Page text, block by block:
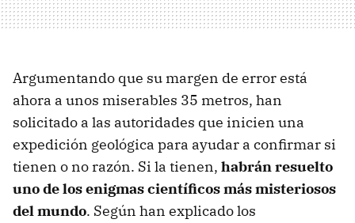
Argumentando que su margen de error está
ahora a unos miserables 35 metros, han
solicitado a las autoridades que inicien una
expedición geológica para ayudar a confirmar si
tienen o no razón. Si la tienen, habrán resuelto
uno de los enigmas científicos más misteriosos
del mundo. Según han explicado los